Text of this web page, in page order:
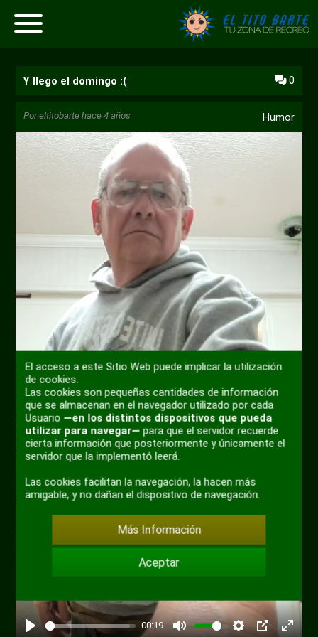
Y llego el domingo :( 0
Poreltitobarte hace 4 años Humor
00:19
Reproducir
El acceso a este Sitio Web puede implicar la utilización
de cookies.
Las cookies son pequeñas cantidades de información
que se almacenan en el navegador utilizado por cada
Usuario —en los distintos dispositivos que pueda
utilizar para navegar— para que el servidor recuerde
cierta información que posteriormente y únicamente el
servidor que la implementó leerá.
Las cookies facilitan la navegación, la hacen más
amigable, y no dañan el dispositivo de navegación.
Más Información
Aceptar